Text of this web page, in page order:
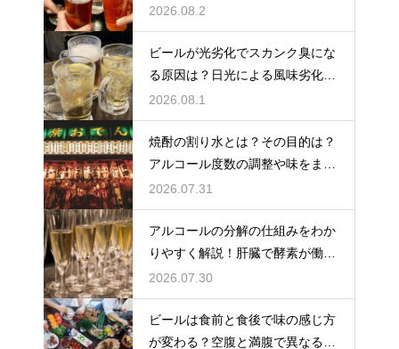
成分が析出するため
2026.08.2
ビールが光劣化でスカンク臭にな
る原因は？日光による風味劣化を
解説
2026.08.1
焼酎の割り水とは？その目的は？
アルコール度数の調整や味をまろ
やかにする効果を解説
2026.07.31
アルコールの分解の仕組みをわか
りやすく解説！肝臓で酵素が働き
アセトアルデヒドに変化して無害
化
2026.07.30
ビールは食前と食後で味の感じ方
が変わる？空腹と満腹で異なる味